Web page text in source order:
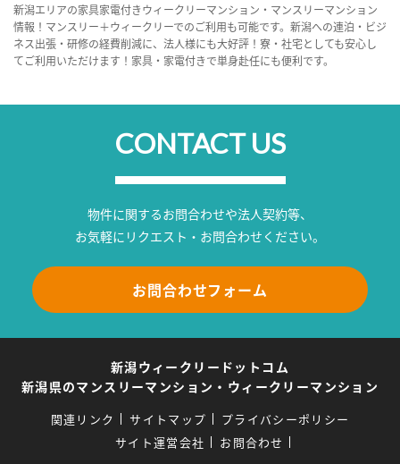
新潟エリアの家具家電付きウィークリーマンション・マンスリーマンション
情報！マンスリー＋ウィークリーでのご利用も可能です。新潟への連泊・ビジ
ネス出張・研修の経費削減に、法人様にも大好評！寮・社宅としても安心し
てご利用いただけます！家具・家電付きで単身赴任にも便利です。
CONTACT US
物件に関するお問合わせや法人契約等、
お気軽にリクエスト・お問合わせください。
お問合わせフォーム
新潟ウィークリードットコム
新潟県のマンスリーマンション・ウィークリーマンション
関連リンク サイトマップ
プライバシーポリシー
サイト運営会社
お問合わせ